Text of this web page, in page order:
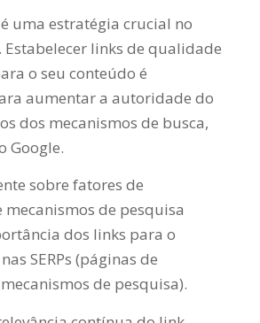
uma estratégia crucial no
Estabelecer links de qualidade
o seu conteúdo é
aumentar a autoridade do
dos mecanismos de busca,
Google.
sobre fatores de
mecanismos de pesquisa
dos links para o
SERPs (páginas de
de pesquisa).